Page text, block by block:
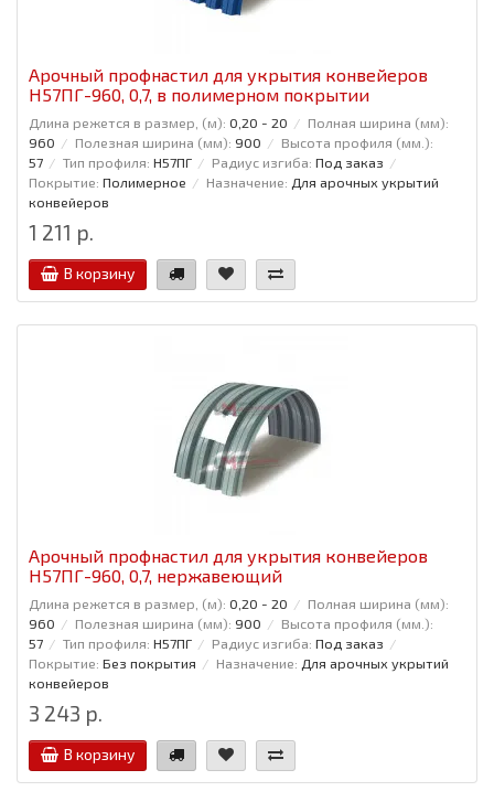
Арочный профнастил для укрытия конвейеров
Н57ПГ-960, 0,7, в полимерном покрытии
Длина режется в размер, (м): 0,20 - 20
Полная ширина (мм):
960
Полезная ширина (мм): 900
Высота профиля (мм.):
57
Тип профиля: Н57ПГ Радиус изгиба: Под заказ
Покрытие: Полимерное Назначение: Для арочных укрытий
конвейеров
1 211 р.
В корзину
Арочный профнастил для укрытия конвейеров
Н57ПГ-960, 0,7, нержавеющий
Длина режется в размер, (м): 0,20 - 20
Полная ширина (мм):
960
Полезная ширина (мм): 900
Высота профиля (мм.):
57
Тип профиля: Н57ПГ Радиус изгиба: Под заказ
Покрытие: Без покрытия Назначение: Для арочных укрытий
конвейеров
3 243 р.
В корзину